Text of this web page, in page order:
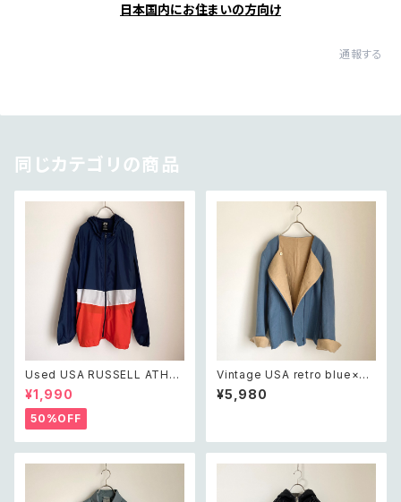
日本国内にお住まいの方向け
通報する
同じカテゴリの商品
Used USA RUSSELL ATHLE
TIC wind breaker jacket レ
トロ アメリカ ユーズド 古着 ラッ
セルアスレティック ウィンドブレ
ーカー ジャケット ユニセックス
¥1,990
50%OFF
Vintage USA retro blue×be
ige bicolor design jacket
レトロ アメリカ ヴィンテージ 古
¥5,980